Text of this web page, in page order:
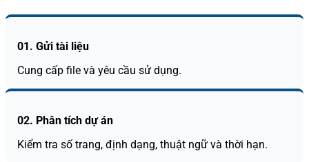
01. Gửi tài liệu
Cung cấp file và yêu cầu sử dụng.
02. Phân tích dự án
Kiểm tra số trang, định dạng, thuật ngữ và thời hạn.